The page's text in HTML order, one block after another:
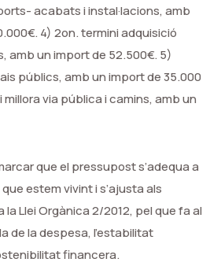
acabats i instal·lacions, amb
4) 2on. termini adquisició
amb un import de 52.500€. 5)
públics, amb un import de 35.000
via pública i camins, amb un
que el pressupost s’adequa a
estem vivint i s’ajusta als
Llei Orgànica 2/2012, pel que fa al
de la despesa, l’estabilitat
financera.